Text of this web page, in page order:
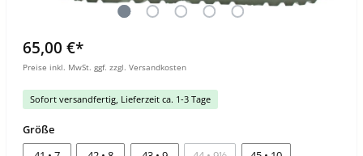
65,00 €*
Preise inkl. MwSt. ggf. zzgl. Versandkosten
Sofort versandfertig, Lieferzeit ca. 1-3 Tage
Größe